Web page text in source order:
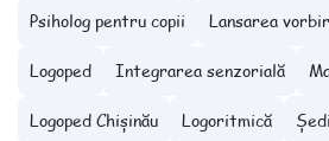
Psiholog pentru copii Lansarea
Logoped Integrarea senzorială
Logoped Chișinău Logoritmică